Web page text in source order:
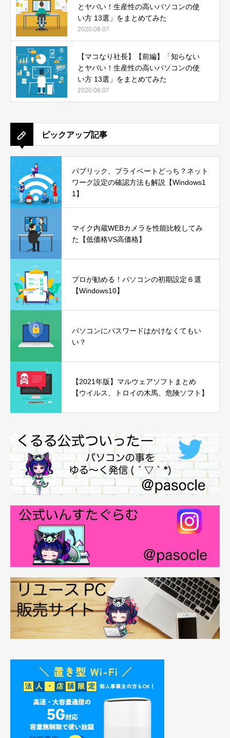
とヤバい！生産性の高いパソコンの使
い方 13選」をまとめてみた
2020.08.07
【マコなり社長】【前編】「知らない
とヤバい！生産性の高いパソコンの使
い方 13選」をまとめてみた
2020.08.07
ピックアップ記事
パブリック、プライベートどっち？ネット
ワーク設定の確認方法も解説【Windows1
1】
マイク内蔵WEBカメラを性能比較してみ
た【低価格VS高価格】
プロが勧める！パソコンの初期設定６選
【Windows10】
パソコンにパスワードはかけなくてもい
い？
【2021年版】マルウェアソフトまとめ
【ウイルス、トロイの木馬、危険ソフト】